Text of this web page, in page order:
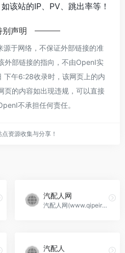
该站的IP、PV、跳出率等！
别声明
于网络，不保证外部链接的准
外部链接的指向，不由OpenI实
下午6:28收录时，该网页上的内
页的内容如出现违规，可以直接
不承担任何责任。
资源收集与分享！
汽配人网
汽配人网(www.qipeiren.com)是国内具活力的汽车及配件专业网站,涵盖东风、解放、重汽、陕汽、北汽等品牌汽车及配件信息,为汽车汽配行业人士提供即时供求商机、企业信息、行...，汽配人网官网入口网址
汽配人